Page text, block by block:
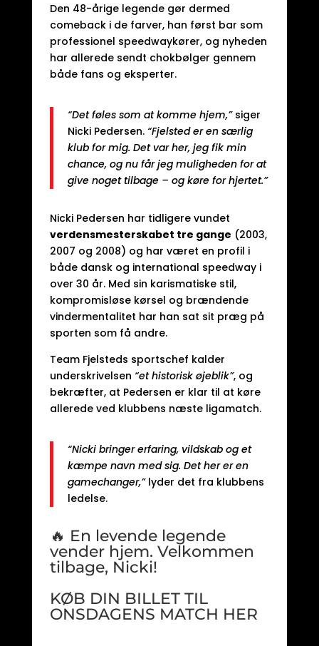
Den 48-årige legende gør dermed
comeback i de farver, han først bar som
professionel speedwaykører, og nyheden
har allerede sendt chokbølger gennem
både fans og eksperter.
“Det føles som at komme hjem,”siger
Nicki Pedersen. “Fjelsted er en særlig
klub for mig. Det var her, jeg fik min
chance, og nu får jeg muligheden for at
give noget tilbage – og køre for hjertet.”
Nicki Pedersen har tidligere vundet
verdensmesterskabet tre gange (2003,
2007 og 2008) og har været en profil i
både dansk og international speedway i
over 30 år. Med sin karismatiske stil,
kompromisløse kørsel og brændende
vindermentalitet har han sat sit præg på
sporten som få andre.
Team Fjelsteds sportschef kalder
underskrivelsen “et historisk øjeblik”, og
bekræfter, at Pedersen er klar til at køre
allerede ved klubbens næste ligamatch.
“Nicki bringer erfaring, vildskab og et
kæmpe navn med sig. Det her er en
gamechanger,”lyder det fra klubbens
ledelse.
🔥 En levende legende
vender hjem. Velkommen
tilbage, Nicki!
KØB DIN BILLET TIL
ONSDAGENS MATCH HER